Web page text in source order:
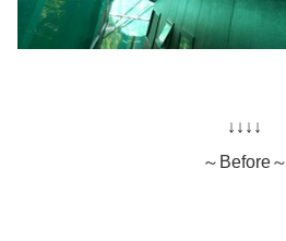
↓↓↓↓
～Before～